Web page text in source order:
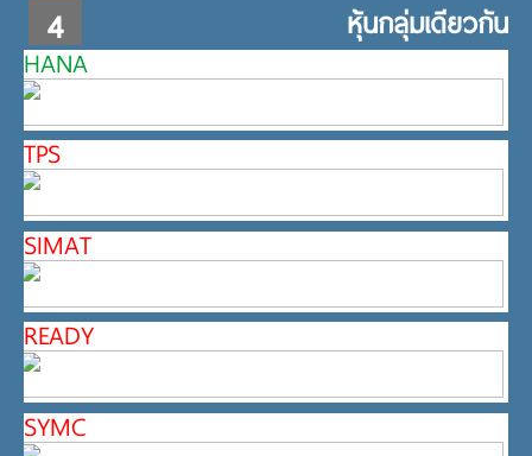
4 หุ้นกลุ่มเดียวกัน
HANA
TPS
SIMAT
READY
SYMC